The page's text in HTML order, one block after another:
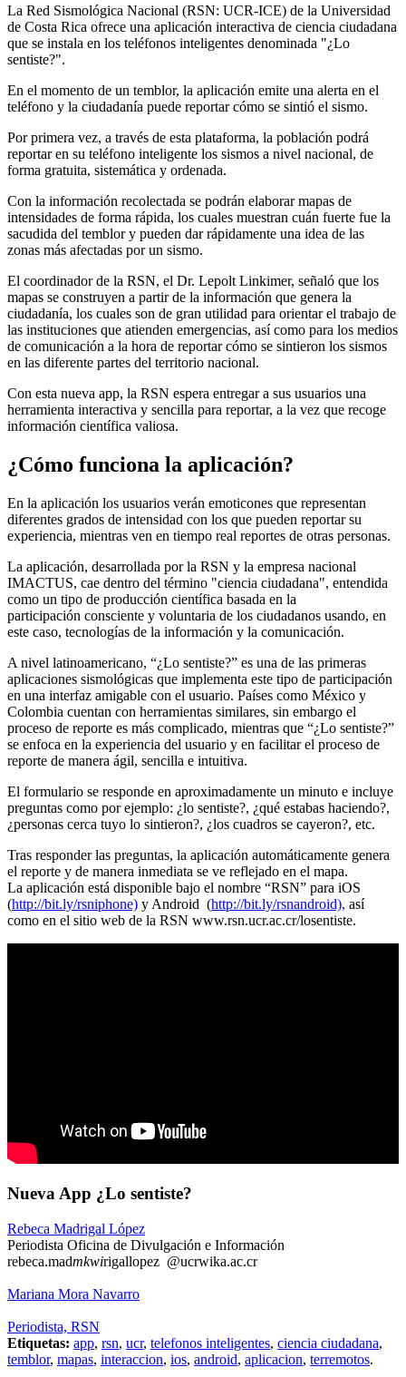
La Red Sismológica Nacional (RSN: UCR-ICE) de la Universidad
de Costa Rica ofrece una aplicación interactiva de ciencia ciudadana
que se instala en los teléfonos inteligentes denominada "¿Lo
sentiste?".
En el momento de un temblor, la aplicación emite una alerta en el
teléfono y la ciudadanía puede reportar cómo se sintió el sismo.
Por primera vez, a través de esta plataforma, la población podrá
reportar en su teléfono inteligente los sismos a nivel nacional, de
forma gratuita, sistemática y ordenada.
Con la información recolectada se podrán elaborar mapas de
intensidades de forma rápida, los cuales muestran cuán fuerte fue la
sacudida del temblor y pueden dar rápidamente una idea de las
zonas más afectadas por un sismo.
El coordinador de la RSN, el Dr. Lepolt Linkimer, señaló que los
mapas se construyen a partir de la información que genera la
ciudadanía, los cuales son de gran utilidad para orientar el trabajo de
las instituciones que atienden emergencias, así como para los medios
de comunicación a la hora de reportar cómo se sintieron los sismos
en las diferente partes del territorio nacional.
Con esta nueva app, la RSN espera entregar a sus usuarios una
herramienta interactiva y sencilla para reportar, a la vez que recoge
información científica valiosa.
¿Cómo funciona la aplicación?
En la aplicación los usuarios verán emoticones que representan
diferentes grados de intensidad con los que pueden reportar su
experiencia, mientras ven en tiempo real reportes de otras personas.
La aplicación, desarrollada por la RSN y la empresa nacional
IMACTUS, cae dentro del término "ciencia ciudadana", entendida
como un tipo de producción científica basada en la
participación consciente y voluntaria de los ciudadanos usando, en
este caso, tecnologías de la información y la comunicación.
A nivel latinoamericano, “¿Lo sentiste?” es una de las primeras
aplicaciones sismológicas que implementa este tipo de participación
en una interfaz amigable con el usuario. Países como México y
Colombia cuentan con herramientas similares, sin embargo el
proceso de reporte es más complicado, mientras que “¿Lo sentiste?”
se enfoca en la experiencia del usuario y en facilitar el proceso de
reporte de manera ágil, sencilla e intuitiva.
El formulario se responde en aproximadamente un minuto e incluye
preguntas como por ejemplo: ¿lo sentiste?, ¿qué estabas haciendo?,
¿personas cerca tuyo lo sintieron?, ¿los cuadros se cayeron?, etc.
Tras responder las preguntas, la aplicación automáticamente genera
el reporte y de manera inmediata se ve reflejado en el mapa.
La aplicación está disponible bajo el nombre “RSN” para iOS
(http://bit.ly/rsniphone) y Android (http://bit.ly/rsnandroid), así
como en el sitio web de la RSN www.rsn.ucr.ac.cr/losentiste.
Nueva App ¿Lo sentiste?
Rebeca Madrigal López
Periodista Oficina de Divulgación e Información
rebeca.madmkwirigallopez @ucrwika.ac.cr
Mariana Mora Navarro
Periodista, RSN
Etiquetas: app, rsn, ucr, telefonos inteligentes, ciencia ciudadana,
temblor, mapas, interaccion, ios, android, aplicacion, terremotos.